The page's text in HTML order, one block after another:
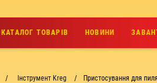
КАТАЛОГ ТОВАРІВ НОВИНИ
Інструмент Kreg Пристосування для